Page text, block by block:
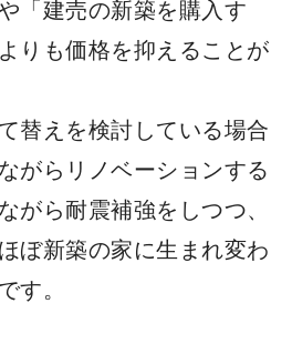
「建売の新築を購入す
りも価格を抑えることが
替えを検討している場合
がらリノベーションする
がら耐震補強をしつつ、
ぼ新築の家に生まれ変わ
す。